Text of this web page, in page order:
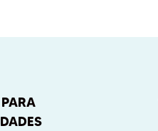
PARA